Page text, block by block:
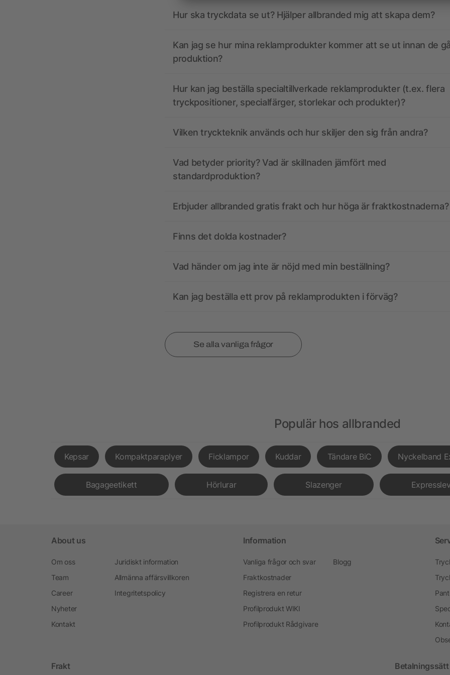
Hur ska tryckdata se ut? Hjälper allbranded mig att skapa dem?
Kan jag se hur mina reklamprodukter kommer att se ut innan de
produktion?
Hur kan jag beställa specialtillverkade reklamprodukter (t.ex. flera
tryckpositioner, specialfärger, storlekar och produkter)?
Vilken tryckteknik används och hur skiljer den sig från andra?
Vad betyder priority? Vad är skillnaden jämfört med
standardproduktion?
Erbjuder allbranded gratis frakt och hur höga är fraktkostnaderna?
Finns det dolda kostnader?
Vad händer om jag inte är nöjd med min beställning?
Kan jag beställa ett prov på reklamprodukten i förväg?
Se alla vanliga frågor
Populär hos allbranded
Kepsar Kompaktparaplyer Ficklampor Kuddar Tändare BiC Nyckelband
Bagageetikett Hörlurar Slazenger
About us
Om oss
Team
Career
Nyheter
Kontakt
Juridiskt information
Allmänna affärsvillkoren
Integritetspolicy
Information
Vanliga frågor och svar
Fraktkostnader
Registrera en retur
Profilprodukt WIKI
Profilprodukt Rådgivare
Blogg
Frakt Betalningssätt